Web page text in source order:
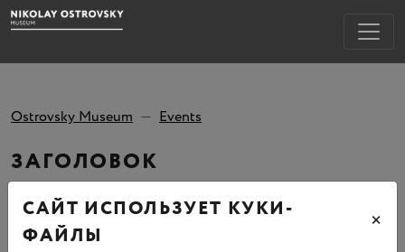
Ostrovsky Museum Events
ЗАГОЛОВОК
Тело новости.
САЙТ ИСПОЛЬЗУЕТ КУКИ-
ФАЙЛЫ
×